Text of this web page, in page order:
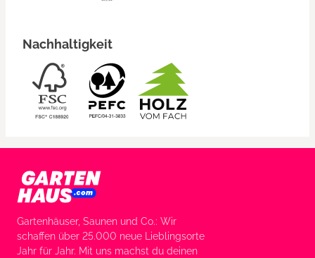
Nachhaltigkeit
Gartenhäuser, Saunen und Co.: Wir
schaffen über 25.000 neue Lieblingsorte
Jahr für Jahr. Mit uns machst du deinen